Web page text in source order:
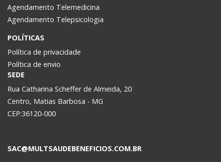
Agendamento Telemedicina
Agendamento Telepsicologia
POLÍTICAS
Política de privacidade
Política de envio
SEDE
Rua Catharina Scheffer de Almeida, 20
Centro, Matias Barbosa - MG
CEP:36120-000
SAC@MULTSAUDEBENEFICIOS.COM.BR